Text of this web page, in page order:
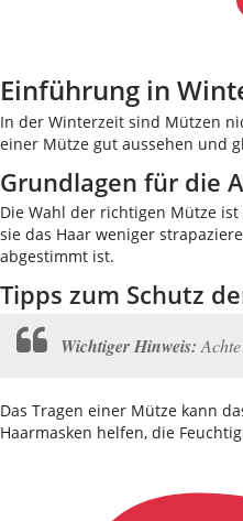
Einführung in
In der Winterzeit sind Mützen
einer Mütze gut aussehen und
Grundlagen für die
Die Wahl der richtigen Mütze
sie das Haar weniger
abgestimmt ist.
Tipps zum Schutz
Wichtiger Hinweis:
Das Tragen einer Mütze kann
Haarmasken helfen, die